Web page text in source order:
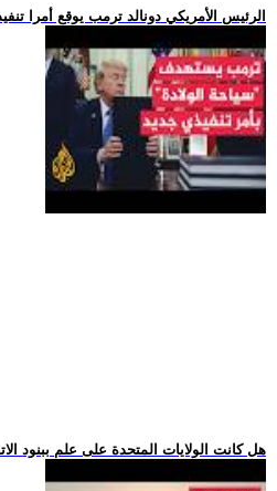
.. الرئيس الأمريكي دونالد ترمب يوقع أمرا
.. هل كانت الولايات المتحدة على علم ببنود